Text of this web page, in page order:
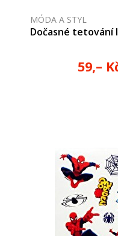
MÓDA A STYL
Dočasné tetování
59,–